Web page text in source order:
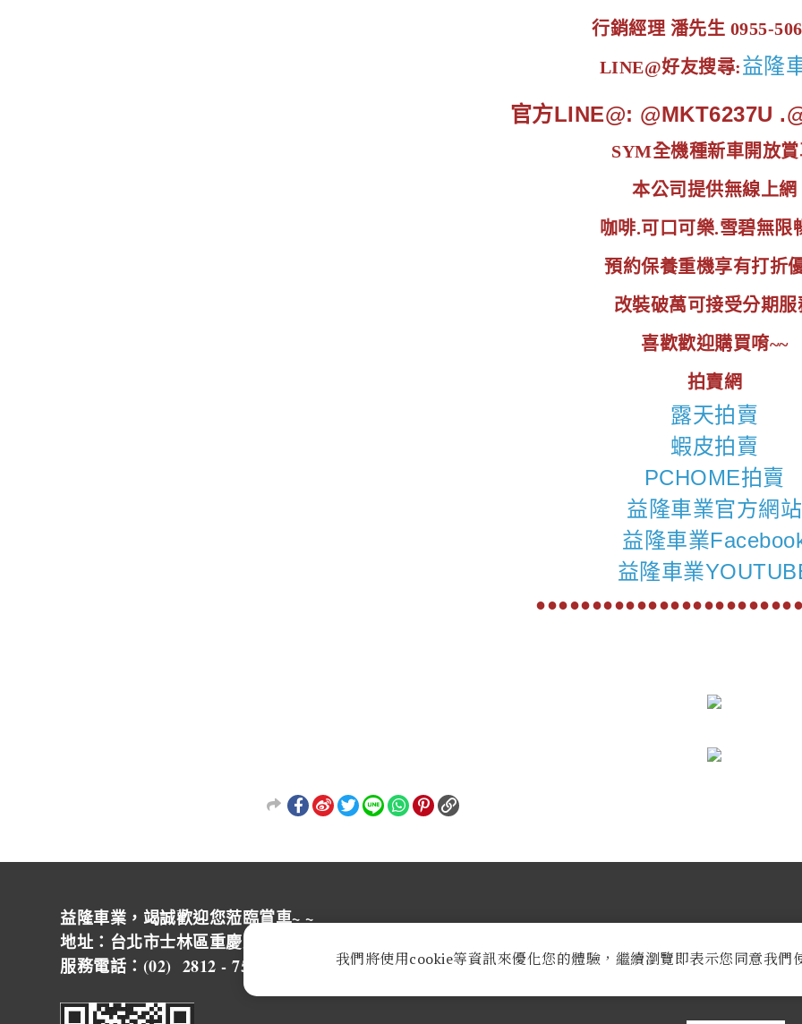
行銷經理 潘先生 0955-
LINE@好友搜尋:益隆
官方LINE@: @MKT6237U
SYM全機種新車開放
本公司提供無線上網
咖啡.可口可樂.雪碧無限
預約保養重機享有打折
改裝破萬可接受分期服
喜歡歡迎購買唷~~
拍賣網
露天拍賣
蝦皮拍賣
PCHOME拍賣
益隆車業官方網站
益隆車業
益隆車業
益隆車業，竭誠歡迎您蒞臨賞車~ ~
地址：台北市士林區重慶北路四段244號 營業時間：
服務電話：(02) 2812 - 7500 我們將使用cookie等資訊來優化您的體驗，繼續瀏覽即表示您同意我們